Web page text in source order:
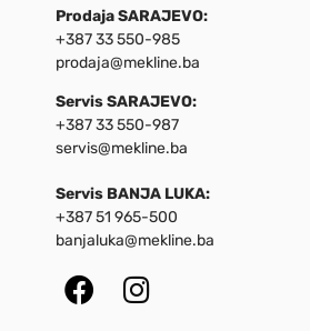
Prodaja SARAJEVO:
+387 33 550-985
prodaja@mekline.ba
Servis SARAJEVO:
+387 33 550-987
servis@mekline.ba
Servis BANJA LUKA:
+387 51 965-500
banjaluka@mekline.ba